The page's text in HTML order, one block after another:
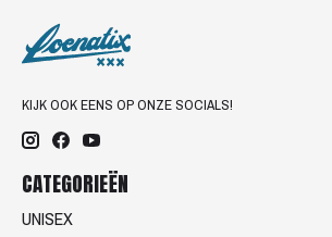
KIJK OOK EENS OP ONZE SOCIALS!
CATEGORIEËN
UNISEX